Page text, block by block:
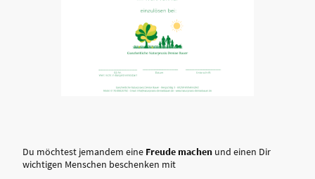
Du möchtest jemandem eine Freude machen und einen Dir
wichtigen Menschen beschenken mit